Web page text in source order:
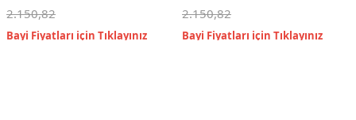
2.150,82 2.150,82